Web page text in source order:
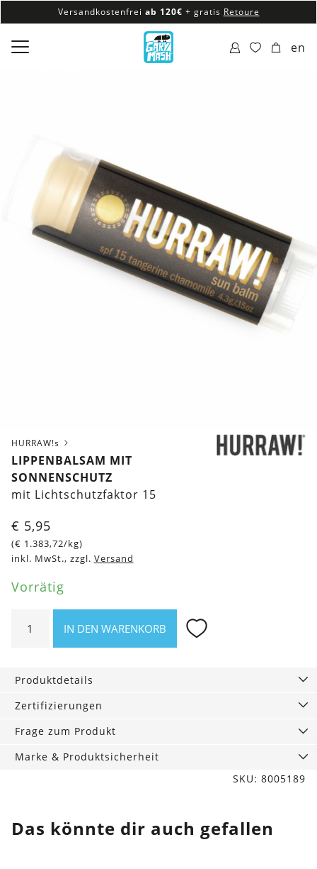
Versandkostenfrei ab 120€ + gratis Retoure
100% veganes & fair produziertes Sortiment
Versandkostenfrei ab 120€
en
HURRAW!s
LIPPENBALSAM MIT
SONNENSCHUTZ
mit Lichtschutzfaktor 15
€ 5,95
(€ 1.383,72/kg)
inkl. MwSt., zzgl. Versand
Vorrätig
Sonnenschutz
IN DEN WARENKORB
Produktdetails
Zertifizierungen
Frage zum Produkt
Marke & Produktsicherheit
SKU: 8005189
Das könnte dir auch gefallen